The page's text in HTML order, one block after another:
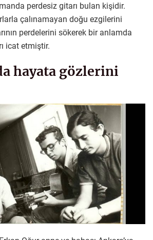
perdesiz gitarı bulan kişidir.
çalınamayan doğu ezgilerini
perdelerini sökerek bir anlamda
icat etmiştir.
hayata gözlerini